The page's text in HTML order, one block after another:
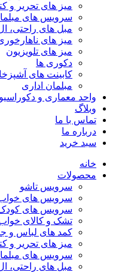
میز های تحریر و
سرویس های
مبل های راحتی،
میز های
میز های تلویزیون
دکوری ها
کابینت های
مبلمان اداری
واحد معماری و
وبلاگ
تماس با ما
درباره ما
سبد خرید
خانه
محصولات
سرویس تاشو
سرویس های
سرویس های کودک
تشک و کالای
کمد های لباس و
میز های تحریر و
سرویس های
مبل های راحتی،